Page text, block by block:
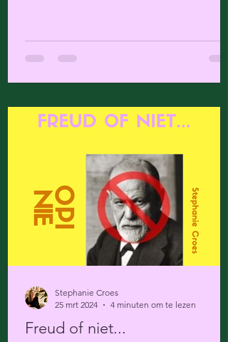
Freud of niet...
Stephanie Croes
25 mrt 2024
4 minuten om te lezen